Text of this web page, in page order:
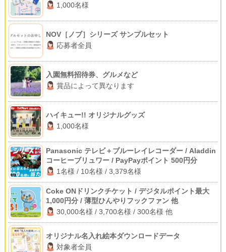
1,000名様
NOV［ノブ］シリーズ サンプルセット
応募者全員
入園無料招待券、グルメなど
賞品によって異なります
ハイキュー!! オリジナルグッズ
1,000名様
Panasonic テレビ＋ブルーレイレコーダー / Aladdin
コーヒーブリュワー / PayPayポイント 500円分
1名様 / 10名様 / 3,379名様
Coke ONドリンクチケット / デジタルポイント最大
1,000円分 / 薄型ひんやりフックファン 他
30,000名様 / 3,700名様 / 300名様 他
オリジナル名入れ絵本ダウンロードデータ
対象者全員